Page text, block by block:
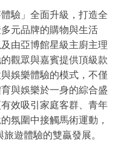
驗」全面升級，打造全
元品牌的購物與生活
由亞博館星級主廚主理
觀眾與嘉賓提供頂級款
娛樂體驗的模式，不僅
與娛樂於一身的綜合盛
效吸引家庭客群、青年
氛圍中接觸馬術運動，
遊體驗的雙贏發展。